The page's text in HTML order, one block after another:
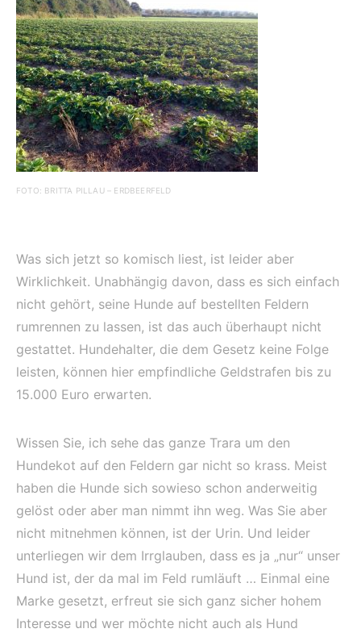
FOTO: BRITTA PILLAU – ERDBEERFELD
Was sich jetzt so komisch liest, ist leider aber
Wirklichkeit. Unabhängig davon, dass es sich einfach
nicht gehört, seine Hunde auf bestellten Feldern
rumrennen zu lassen, ist das auch überhaupt nicht
gestattet. Hundehalter, die dem Gesetz keine Folge
leisten, können hier empfindliche Geldstrafen bis zu
15.000 Euro erwarten.
Wissen Sie, ich sehe das ganze Trara um den
Hundekot auf den Feldern gar nicht so krass. Meist
haben die Hunde sich sowieso schon anderweitig
gelöst oder aber man nimmt ihn weg. Was Sie aber
nicht mitnehmen können, ist der Urin. Und leider
unterliegen wir dem Irrglauben, dass es ja „nur“ unser
Hund ist, der da mal im Feld rumläuft … Einmal eine
Marke gesetzt, erfreut sie sich ganz sicher hohem
Interesse und wer möchte nicht auch als Hund